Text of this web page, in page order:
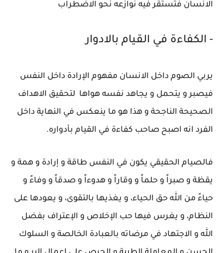
الانسان فتستقر فيه نوازعه نحو الاضطراب
- الكفاءة في القيام بالادوار
يربي الصوم داخل الانسان مفهوم الإرادة داخل النفس
فيصبر و يتحمل و يجاهد نفسه هواها لتحقيق الاهداف
الصحيحة الناجحة و هذا هو ما ينعكس في النهاية داخل
الفرد انه اصبح صاحب كفاءة في القيام بأدواره.
فالصيام الحقيقي يكون في النفس طاقة و إرادة و همة و
يقظة و صبراً و حلماً و وقاراً و هدوءاً و صدقاً و وفاءً و
حياءً من الله حق الحياء، و يغذيها بالتقوى، و يعودها على
النظام، و يغرس فيها حب الإخلاص و الإعتراف بفضل
الله و الاجتهاد في مرضاته بالعبادة الخالصة و السلوك